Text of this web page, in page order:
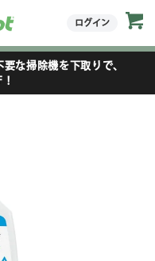
ログイン
な掃除機を下取りで、